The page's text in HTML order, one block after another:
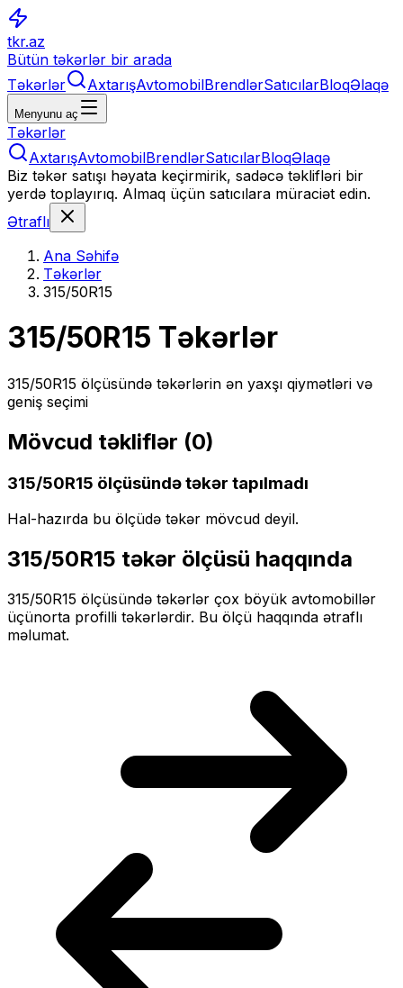
tkr.az
Bütün təkərlər bir arada
Təkərlər
AxtarışAvtomobilBrendlərSatıcılarBloqƏlaqə
Menyunu aç
Təkərlər
AxtarışAvtomobilBrendlərSatıcılarBloqƏlaqə
Biz təkər satışı həyata keçirmirik, sadəcə təklifləri bir
yerdə toplayırıq. Almaq üçün satıcılara müraciət edin.
Ətraflı
Ana Səhifə
Təkərlər
315/50R15
315/50R15 Təkərlər
315/50R15 ölçüsündə təkərlərin ən yaxşı qiymətləri və
geniş seçimi
Mövcud təkliflər (0)
315/50R15 ölçüsündə təkər tapılmadı
Hal-hazırda bu ölçüdə təkər mövcud deyil.
315/50R15 təkər ölçüsü haqqında
315/50R15 ölçüsündə təkərlər çox böyük avtomobillər
üçünorta profilli təkərlərdir. Bu ölçü haqqında ətraflı
məlumat.